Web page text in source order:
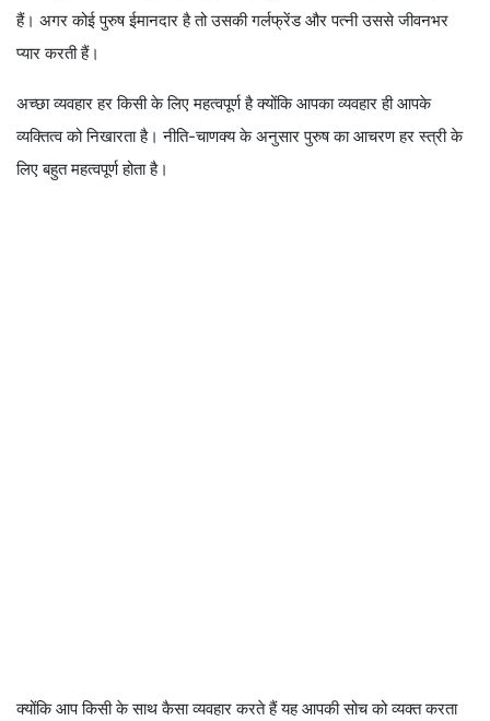
हैं। अगर कोई पुरुष ईमानदार है तो उसकी गर्लफ्रेंड और पत्नी उससे जीवनभर
प्यार करती हैं।
अच्छा व्यवहार हर किसी के लिए महत्वपूर्ण है क्योंकि आपका व्यवहार ही आपके
व्यक्तित्व को निखारता है। नीति-चाणक्य के अनुसार पुरुष का आचरण हर स्त्री के
लिए बहुत महत्वपूर्ण होता है।
क्योंकि आप किसी के साथ कैसा व्यवहार करते हैं यह आपकी सोच को व्यक्त करता